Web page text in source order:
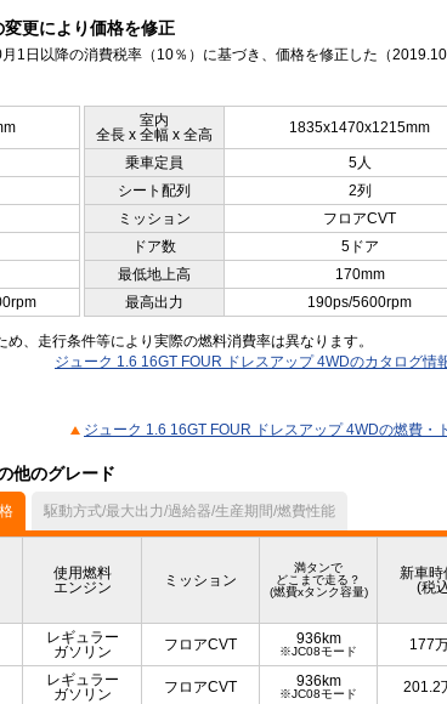
変更により価格を修正
1日以降の消費税率（10％）に基づき、価格を修正した（2019.10
室内
全長 x 全幅 x 全高
1835x1470x1215mm
乗車定員
5人
シート配列
2列
ミッション
フロアCVT
ドア数
5ドア
最低地上高
170mm
最高出力 190ps/5600rpm
、走行条件等により実際の燃料消費率は異なります。
ジューク 1.6 16GT FOUR ドレスアップ 4WDのカタログ情
ジューク 1.6 16GT FOUR ドレスアップ 4WDの燃費・
他のグレード
駆動方式/最大出力/過給器/生産期間/燃費性能
使用燃料
エンジン
ミッション
満タンで
どこまで走る？
(燃費xタンク容量)
新車時
(税
レギュラー
ガソリン
フロアCVT 936km
※JC08モード 177
レギュラー
ガソリン
フロアCVT 936km
※JC08モード 201.2